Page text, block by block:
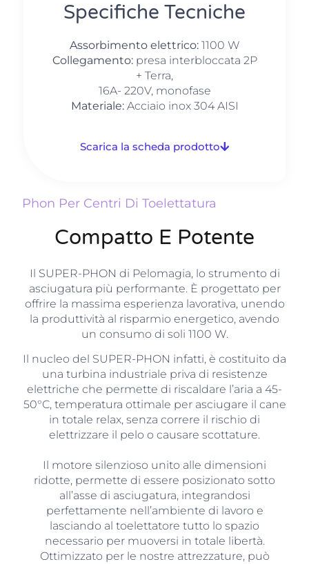
Specifiche Tecniche
Assorbimento elettrico:1100 W
Collegamento:presa interbloccata 2P
+ Terra,
16A- 220V, monofase
Materiale:Acciaio inox 304 AISI
Scarica la scheda prodotto
Phon Per Centri Di Toelettatura
Compatto E Potente
Il SUPER-PHON di Pelomagia, lo strumento di
asciugatura più performante. È progettato per
offrire la massima esperienza lavorativa, unendo
la produttività al risparmio energetico, avendo
un consumo di soli 1100 W.
Il nucleo del SUPER-PHON infatti, è costituito da
una turbina industriale priva di resistenze
elettriche che permette di riscaldare l’aria a 45-
50°C, temperatura ottimale per asciugare il cane
in totale relax, senza correre il rischio di
elettrizzare il pelo o causare scottature.
Il motore silenzioso unito alle dimensioni
ridotte, permette di essere posizionato sotto
all’asse di asciugatura, integrandosi
perfettamente nell’ambiente di lavoro e
lasciando al toelettatore tutto lo spazio
necessario per muoversi in totale libertà.
Ottimizzato per le nostre attrezzature, può